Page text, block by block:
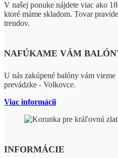
V našej ponuke nájdete viac ako
ktoré máme skladom. Tovar
trendov.
NAFÚKAME VÁM
U nás zakúpené balóny vám
prevádzke - Volkovce.
Viac informácii
INFORMÁCIE